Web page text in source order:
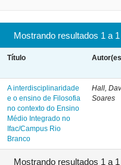
Mostrando resultados 1 a 1
Título
A interdisciplinaridade
e o ensino de Filosofia
no contexto do Ensino
Médio Integrado no
Ifac/Campus Rio
Branco
Hall,
Soares
Mostrando resultados 1 a 1